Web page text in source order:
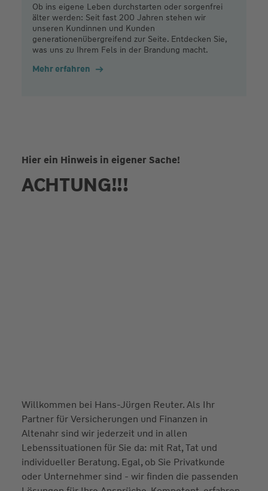
Ob ins eigene Leben durchstarten oder sorgenfrei
älter werden: Seit fast 200 Jahren stehen wir
unseren Kundinnen und Kunden
generationenübergreifend zur Seite. Entdecken Sie,
was uns zu Ihrem Fels in der Brandung macht.
Mehr erfahren
Hier ein Hinweis in eigener Sache!
ACHTUNG!!!
Willkommen bei Hans-Jürgen Reuter. Als Ihr
Partner für Versicherungen und Finanzen in
Altenahr sind wir jederzeit und in allen
Lebenssituationen für Sie da: mit Rat, Tat und
individueller Beratung. Egal, ob Sie Privatkunde
oder Unternehmer sind - wir finden die passenden